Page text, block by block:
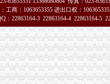
/税务登记证是不是分为国税和地
在即,考生好办否?
昏_中国经济网——国家经
国经济网——国家经济门户
记_产经观察_财经纵横_新
学科网
工商：1063653355 进出口权：
：22863164-3 22863164-4 22863164-5